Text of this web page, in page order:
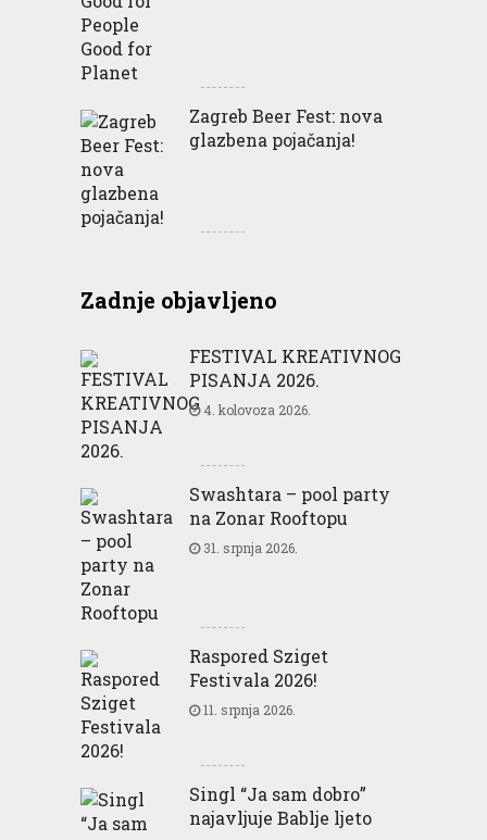
Zagreb Beer Fest: nova
glazbena pojačanja!
Zadnje objavljeno
FESTIVAL KREATIVNOG
PISANJA 2026.
4. kolovoza 2026.
Swashtara – pool party
na Zonar Rooftopu
31. srpnja 2026.
Raspored Sziget
Festivala 2026!
11. srpnja 2026.
Singl “Ja sam dobro”
najavljuje Bablje ljeto